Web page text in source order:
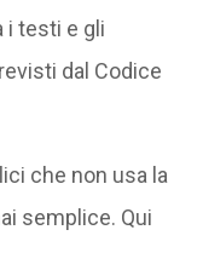
i testi e gli
dal Codice
che non usa la
semplice. Qui